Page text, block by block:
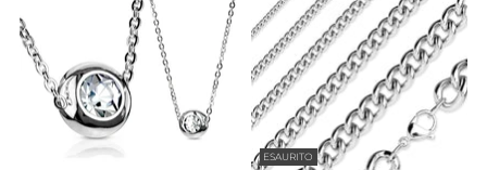
ESAURITO